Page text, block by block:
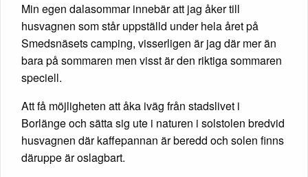
Min egen dalasommar innebär att jag åker till
husvagnen som står uppställd under hela året på
Smedsnäsets camping, visserligen är jag där mer än
bara på sommaren men visst är den riktiga sommaren
speciell.
Att få möjligheten att åka iväg från stadslivet i
Borlänge och sätta sig ute i naturen i solstolen bredvid
husvagnen där kaffepannan är beredd och solen finns
däruppe är oslagbart.